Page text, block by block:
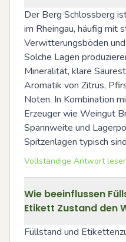
Der Berg Schlossberg
im Rheingau, häufig mit
Verwitterungsböden
Solche Lagen
Mineralität, klare
Aromatik von Zitrus,
Noten. In Kombination
Erzeuger wie Weingut
Spannweite und
Spitzenlagen typisch
Vollständige Antwort
Wie beeinflussen
Etikett Zustand den
Füllstand und